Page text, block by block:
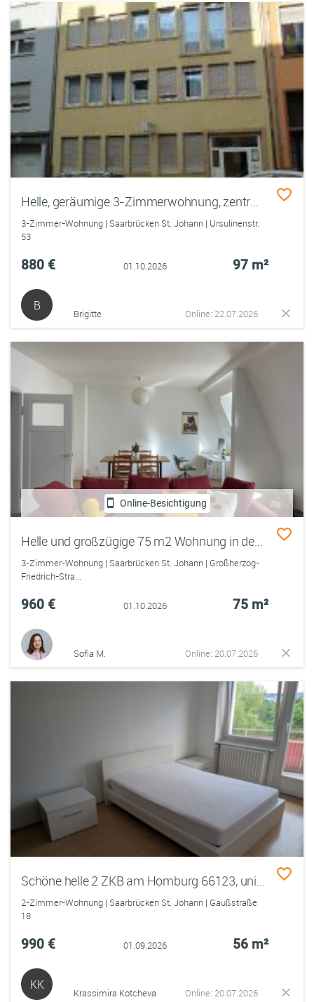
Helle, geräumige 3-Zimmerwohnung, zentrumsnah und ruhig
3-Zimmer-Wohnung | Saarbrücken St. Johann | Ursulinenstr.
53
880 € 01.10.2026 97 m²
B
Brigitte Online: 22.07.2026
Online-Besichtigung
Helle und großzügige 75 m2 Wohnung in der Saarbrücker Innenstadt – bezugsfertig ab 1. Oktober
3-Zimmer-Wohnung | Saarbrücken St. Johann | Großherzog-
Friedrich-Stra...
960 € 01.10.2026 75 m²
Sofia M. Online: 20.07.2026
Schöne helle 2 ZKB am Homburg 66123, uninah & frisch renoviert
2-Zimmer-Wohnung | Saarbrücken St. Johann | Gaußstraße
18
990 € 01.09.2026 56 m²
KK
Krassimira Kotcheva Online: 20.07.2026